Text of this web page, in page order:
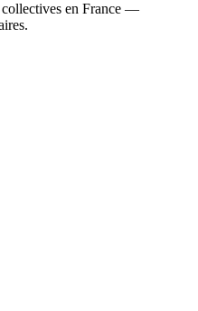
collectives en France —